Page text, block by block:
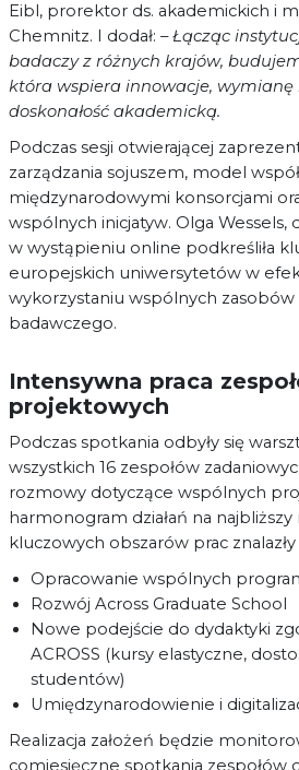
Eibl, prorektor ds. akademickich i
Chemnitz. I dodał: – Łącząc
badaczy z różnych krajów,
która wspiera innowacje,
doskonałość akademicką.
Podczas sesji otwierającej
zarządzania sojuszem, model
międzynarodowymi konsorcjami
wspólnych inicjatyw. Olga Wessels,
w wystąpieniu online podkreśliła
europejskich uniwersytetów w
wykorzystaniu wspólnych zasobów
badawczego.
Intensywna praca
projektowych
Podczas spotkania odbyły się
wszystkich 16 zespołów
rozmowy dotyczące wspólnych
harmonogram działań na najbliższy
kluczowych obszarów prac znalazły
Opracowanie wspólnych
Rozwój Across Graduate School
Nowe podejście do dydaktyki
ACROSS (kursy elastyczne,
studentów)
Umiędzynarodowienie i
Realizacja założeń będzie
comiesięczne spotkania zespołów